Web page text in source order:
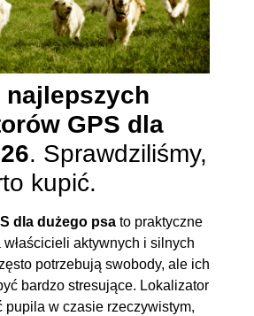
najlepszych
GPS dla
. Sprawdziliśmy,
kupić.
dla dużego psa to praktyczne
aktywnych i silnych
potrzebują swobody, ale ich
bardzo stresujące. Lokalizator
pupila w czasie rzeczywistym,